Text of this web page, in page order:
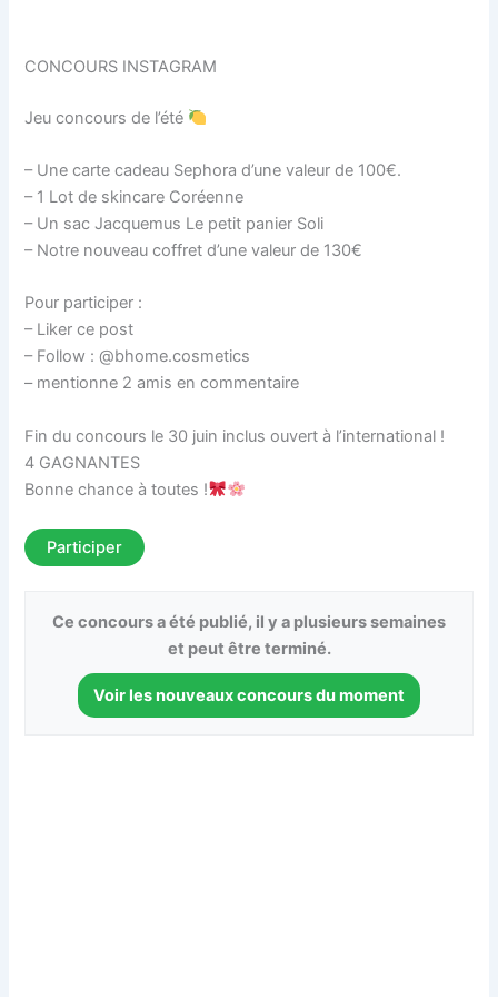
CONCOURS INSTAGRAM
Jeu concours de l’été
– Une carte cadeau Sephora d’une valeur de 100€.
– 1 Lot de skincare Coréenne
– Un sac Jacquemus Le petit panier Soli
– ⁠Notre nouveau coffret d’une valeur de 130€
Pour participer :
– Liker ce post
– Follow : @bhome.cosmetics
– mentionne 2 amis en commentaire
Fin du concours le 30 juin inclus ouvert à l’international !
4 GAGNANTES
Bonne chance à toutes !
Participer
Ce concours a été publié, il y a plusieurs semaines
et peut être terminé.
Voir les nouveaux concours du moment